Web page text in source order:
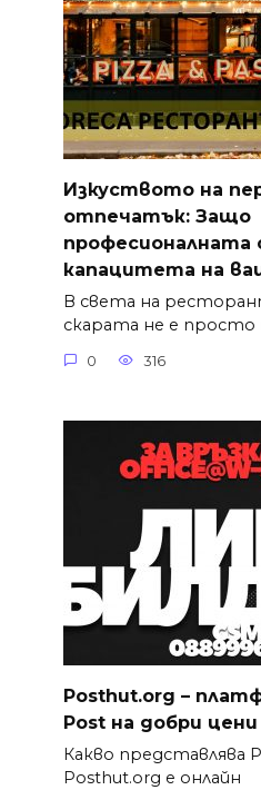
Изкуството на
отпечатък: Защо
професионалната
капацитета на
В света на
скарата не е просто
0 316
Posthut.org –
Post на добри цени
Какво представлява
Posthut.org е онлайн